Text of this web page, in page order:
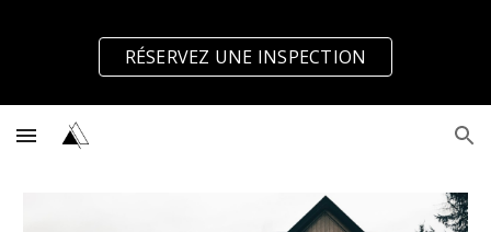
Skip to main content Skip to navigation
RÉSERVEZ UNE INSPECTION